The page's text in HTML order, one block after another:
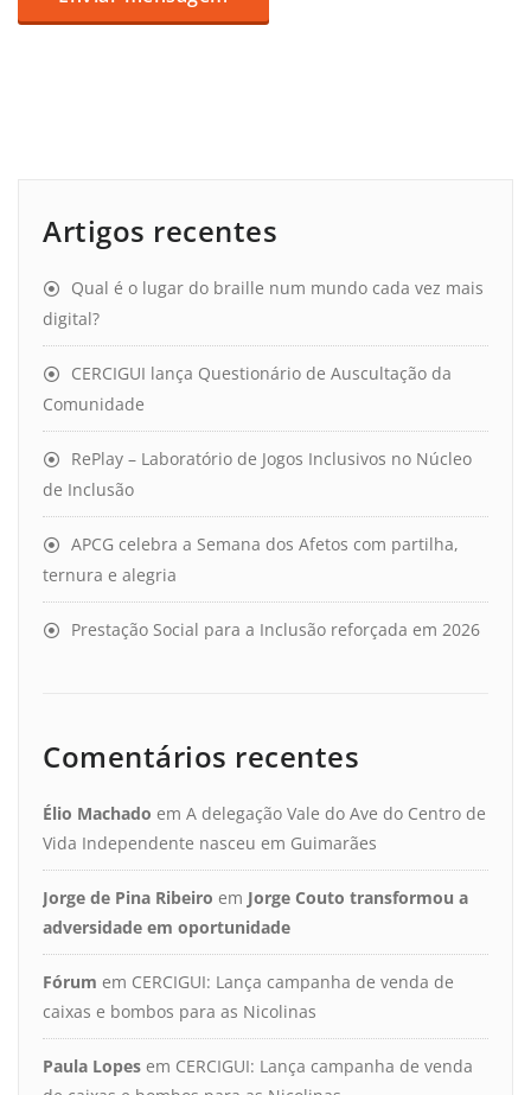
Artigos recentes
Qual é o lugar do braille num mundo cada vez mais
digital?
CERCIGUI lança Questionário de Auscultação da
Comunidade
RePlay – Laboratório de Jogos Inclusivos no Núcleo
de Inclusão
APCG celebra a Semana dos Afetos com partilha,
ternura e alegria
Prestação Social para a Inclusão reforçada em 2026
Comentários recentes
Élio Machado em A delegação Vale do Ave do Centro de
Vida Independente nasceu em Guimarães
Jorge de Pina Ribeiro em Jorge Couto transformou a
adversidade em oportunidade
Fórum em CERCIGUI: Lança campanha de venda de
caixas e bombos para as Nicolinas
Paula Lopes em CERCIGUI: Lança campanha de venda